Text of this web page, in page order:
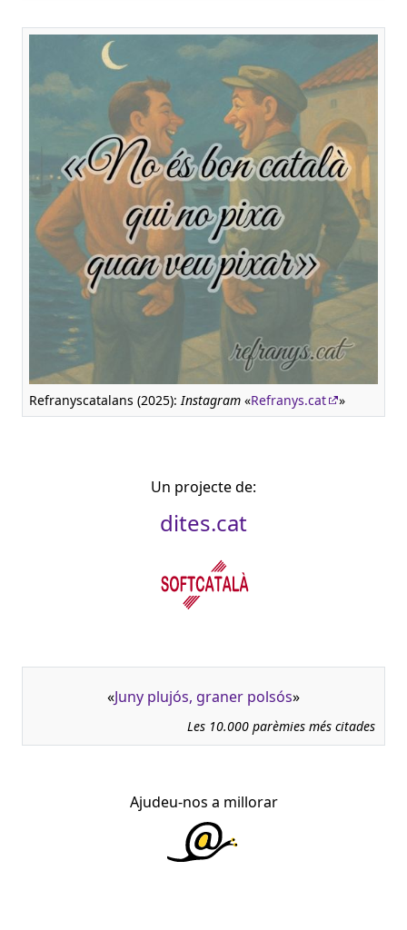
Refranyscatalans (2025):Instagram «Refranys.cat »
Un projecte de:
dites.cat
«Juny plujós, graner polsós»
Les 10.000 parèmies més citades
Ajudeu-nos a millorar